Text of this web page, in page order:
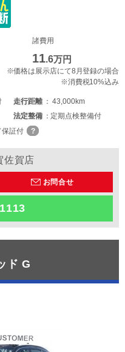
諸費用
11.6万円
※価格は展示店にて8月登録の場合
※消費税10%込み
走行距離
43,000km
法定整備
定期点検整備付
保証付
佐賀店
お問合せ
ド G